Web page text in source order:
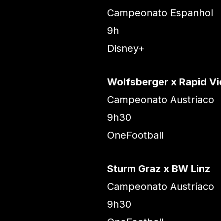
Campeonato Espanhol
9h
Disney+
Wolfsberger x Rapid
Campeonato Austríaco
9h30
OneFootball
Sturm Graz x BW Linz
Campeonato Austríaco
9h30